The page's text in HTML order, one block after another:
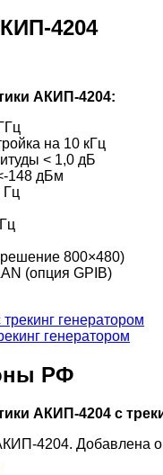
4204
АКИП-4204:
на 10 кГц
< 1,0 дБ
148 дБм
Гц
800×480)
(опция GPIB)
генератором
РФ
АКИП-4204 с
4204. Добавлена